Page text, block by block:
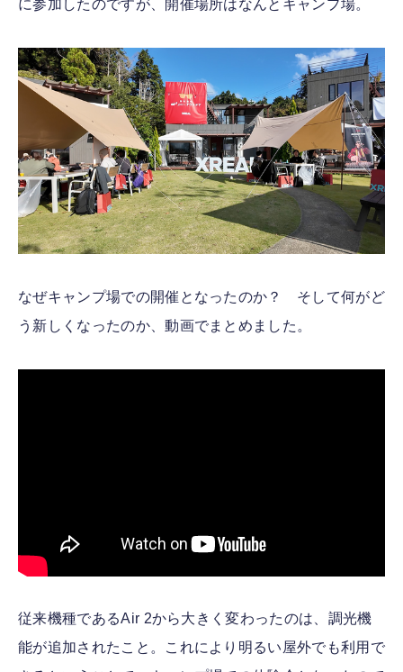
に参加したのですが、開催場所はなんとキャンプ場。
なぜキャンプ場での開催となったのか？ そして何がど
う新しくなったのか、動画でまとめました。
従来機種であるAir 2から大きく変わったのは、調光機
能が追加されたこと。これにより明るい屋外でも利用で